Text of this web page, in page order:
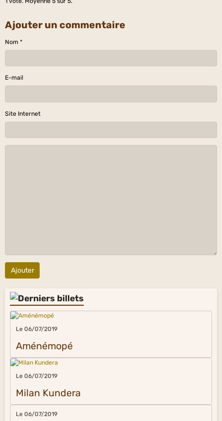
Ajouter un commentaire
Nom
E-mail
Site Internet
Ajouter
Le 06/07/2019
Aménémopé
Le 06/07/2019
Milan Kundera
Le 06/07/2019